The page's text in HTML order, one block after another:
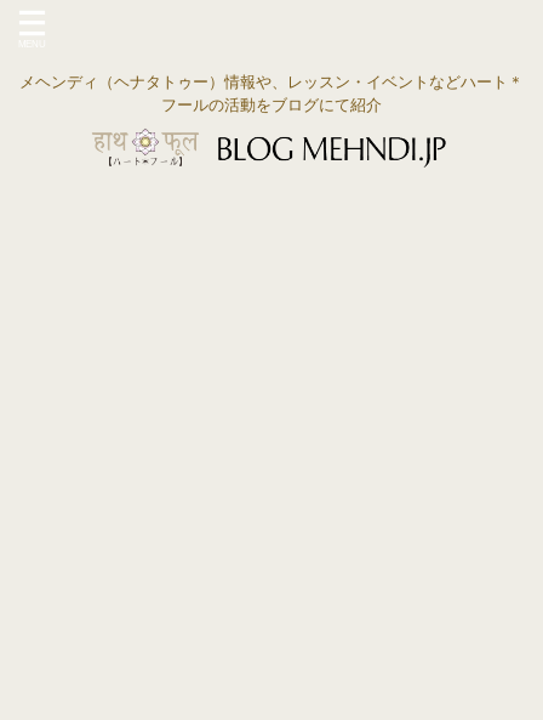
メヘンディ（ヘナタトゥー）情報や、レッスン・イベントなどハート＊
フールの活動をブログにて紹介